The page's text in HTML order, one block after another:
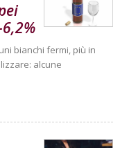
bianchi fermi, più in
alcune